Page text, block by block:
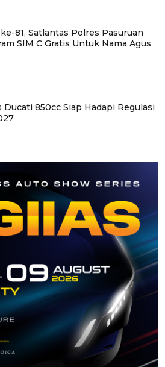
81, Satlantas Polres Pasuruan
SIM C Gratis Untuk Nama Agus
850cc Siap Hadapi Regulasi